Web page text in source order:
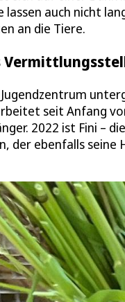
lassen auch nicht
an die Tiere.
seit Anfang
2022 ist Fini –
der ebenfalls